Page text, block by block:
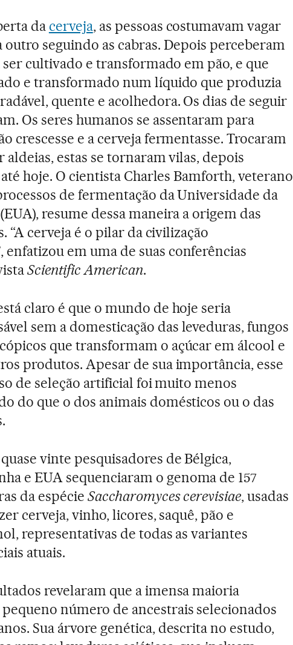
da cerveja, as pessoas costumavam vagar
seguindo as cabras. Depois perceberam
cultivado e transformado em pão, e que
e transformado num líquido que produzia
quente e acolhedora. Os dias de seguir
Os seres humanos se assentaram para
crescesse e a cerveja fermentasse. Trocaram
aldeias, estas se tornaram vilas, depois
até hoje. O cientista Charles Bamforth, veterano
de fermentação da Universidade da
resume dessa maneira a origem das
“A cerveja é o pilar da civilização
enfatizou em uma de suas conferências
Scientific American.
claro é que o mundo de hoje seria
sem a domesticação das leveduras, fungos
que transformam o açúcar em álcool e
produtos. Apesar de sua importância, esse
de seleção artificial foi muito menos
do que o dos animais domésticos ou o das
vinte pesquisadores de Bélgica,
e EUA sequenciaram o genoma de 157
da espécie Saccharomyces cerevisiae, usadas
cerveja, vinho, licores, saquê, pão e
representativas de todas as variantes
atuais.
revelaram que a imensa maioria
número de ancestrais selecionados
Sua árvore genética, descrita no estudo,